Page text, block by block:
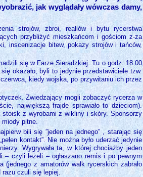
jak wyglądały wówczas damy,
strojów, zbroi, realiów i bytu rycerstwa
przybliżyć mieszkańcom i gościom z-za
inscenizacje bitew, pokazy strojów i tańców,
się w Farze Sieradzkiej. Tu o godz. 18.00
okazało, byli to jedynie przedstawiciele tzw.
kiedy wojska, po przywitaniu ich przez
Zwiedzający mogli zobaczyć rycerza w
największą frajdę sprawiało to dzieciom).
stoisk z wyrobami z wikliny i skóry. Sponsorzy
miody pitne.
bili się ”jeden na jednego” , starając się
kontakt”. Nie można było uderzać jedynie
Wygrywała ta, w której chociażby jeden
– czyli leżeli – ogłaszano remis i po pewnym
z amatorów walk rycerskich zabrało
razu czuli się lepiej.